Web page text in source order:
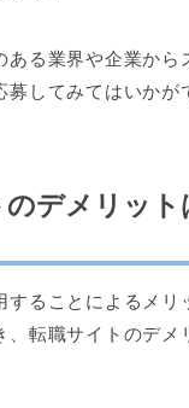
ある業界や企業から
募してみてはいかが
デメリット
することによるメリ
、転職サイトのデメ